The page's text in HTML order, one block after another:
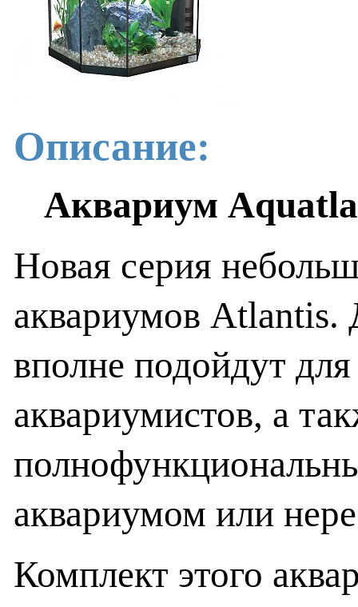
Описание:
Аквариум
Новая серия
аквариумов
вполне подойдут
аквариумистов, а
аквариумом или
Комплект этого